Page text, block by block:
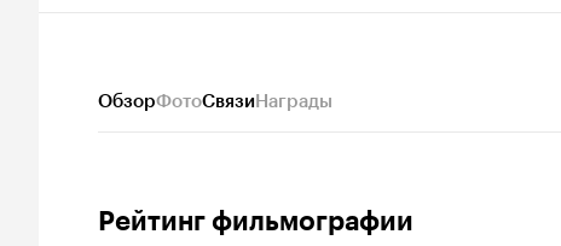
ОбзорФотоСвязиНаграды
Рейтинг фильмографии